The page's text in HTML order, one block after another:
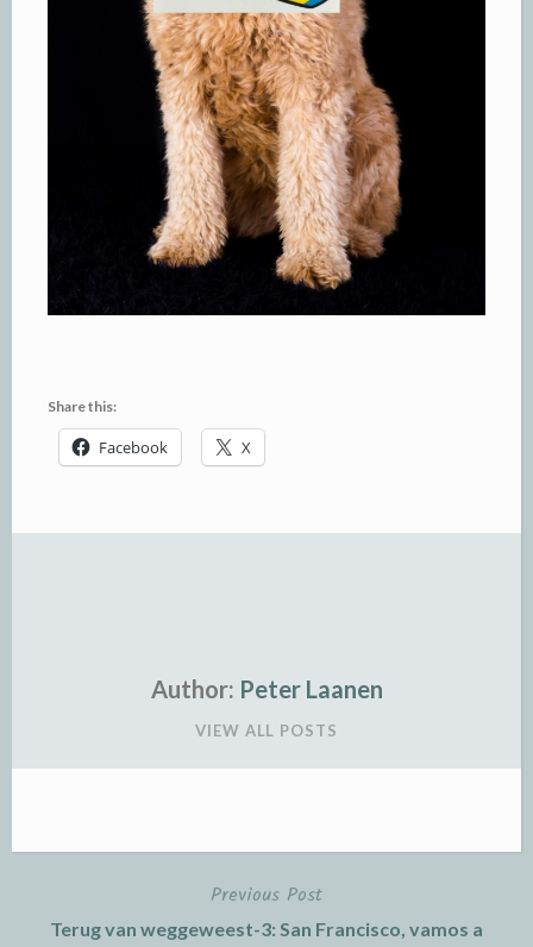
Share this:
Facebook X
Author: Peter Laanen
VIEW ALL POSTS
Previous Post
Terug van weggeweest-3: San Francisco, vamos a